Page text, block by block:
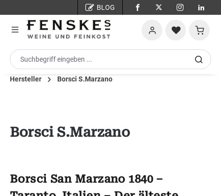
BLOG
Hersteller Borsci S.Marzano
Borsci S.Marzano
Borsci San Marzano 1840 –